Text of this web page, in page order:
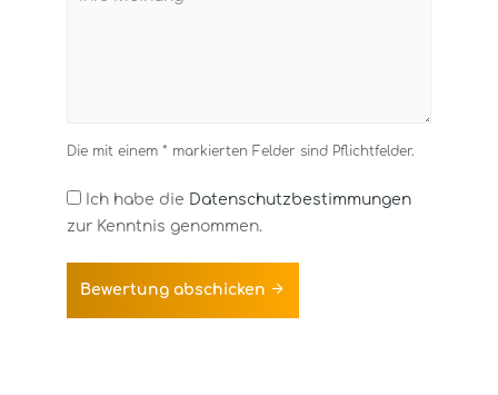
Die mit einem * markierten Felder sind Pflichtfelder.
Ich habe die Datenschutzbestimmungen
zur Kenntnis genommen.
Bewertung abschicken